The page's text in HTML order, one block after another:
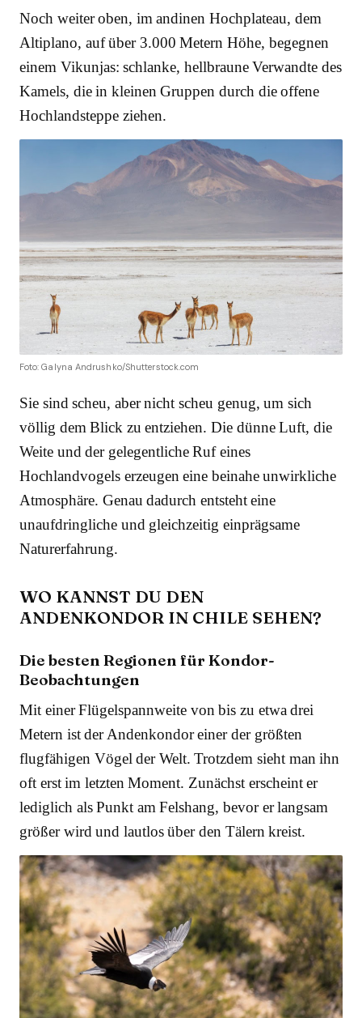
Noch weiter oben, im andinen Hochplateau, dem
Altiplano, auf über 3.000 Metern Höhe, begegnen
einem Vikunjas: schlanke, hellbraune Verwandte des
Kamels, die in kleinen Gruppen durch die offene
Hochlandsteppe ziehen.
Foto: Galyna Andrushko/Shutterstock.com
Sie sind scheu, aber nicht scheu genug, um sich
völlig dem Blick zu entziehen. Die dünne Luft, die
Weite und der gelegentliche Ruf eines
Hochlandvogels erzeugen eine beinahe unwirkliche
Atmosphäre. Genau dadurch entsteht eine
unaufdringliche und gleichzeitig einprägsame
Naturerfahrung.
WO KANNST DU DEN
ANDENKONDOR IN CHILE SEHEN?
Die besten Regionen für Kondor-
Beobachtungen
Mit einer Flügelspannweite von bis zu etwa drei
Metern ist der Andenkondor einer der größten
flugfähigen Vögel der Welt. Trotzdem sieht man ihn
oft erst im letzten Moment. Zunächst erscheint er
lediglich als Punkt am Felshang, bevor er langsam
größer wird und lautlos über den Tälern kreist.